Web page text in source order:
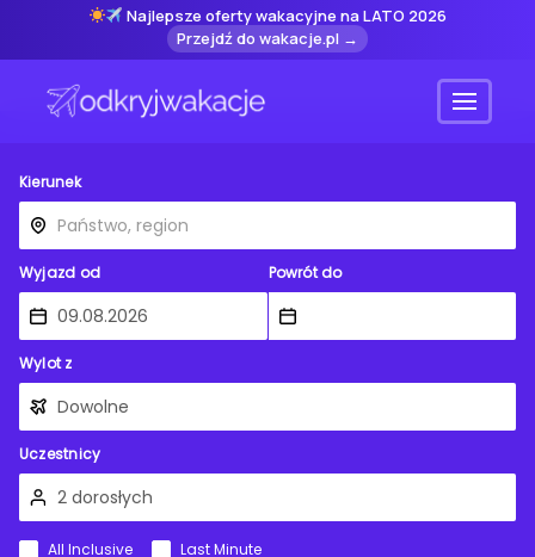
Najlepsze oferty wakacyjne na LATO 2026
Przejdź do wakacje.pl →
Menu
Kierunek
Wyjazd od Powrót do
Wylot z
Uczestnicy
All Inclusive Last Minute